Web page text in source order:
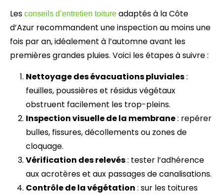
Les conseils d’entretien toiture adaptés à la Côte
d’Azur recommandent une inspection au moins une
fois par an, idéalement à l’automne avant les
premières grandes pluies. Voici les étapes à suivre :
Nettoyage des évacuations pluviales:
feuilles, poussières et résidus végétaux
obstruent facilement les trop-pleins.
Inspection visuelle de la membrane: repérer
bulles, fissures, décollements ou zones de
cloquage.
Vérification des relevés: tester l’adhérence
aux acrotères et aux passages de canalisations.
Contrôle de la végétation : sur les toitures